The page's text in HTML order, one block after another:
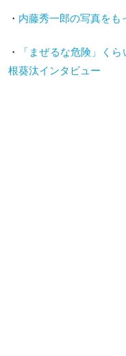
・ 内藤秀一郎の写真をも
・
「まぜるな危険」く
根葵汰インタビュー